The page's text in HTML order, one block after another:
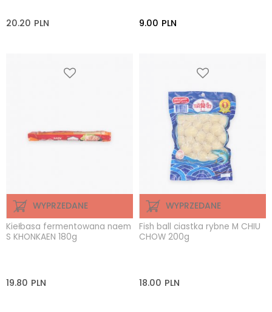
20.20 PLN 9.00 PLN
WYPRZEDANE
Kiełbasa fermentowana naem
S KHONKAEN 180g
19.80 PLN
WYPRZEDANE
Fish ball ciastka rybne M CHIU
CHOW 200g
18.00 PLN